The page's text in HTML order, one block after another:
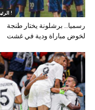
الرئيسية !
رسميا.. برشلونة يختار طنجة
لخوض مباراة ودية في غشت